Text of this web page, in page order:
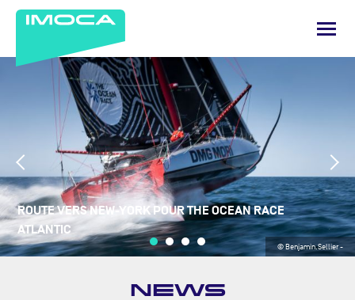
ROUTE VERS NEW-YORK POUR THE OCEAN RACE
ATLANTIC
© Benjamin.Sellier -
NEWS